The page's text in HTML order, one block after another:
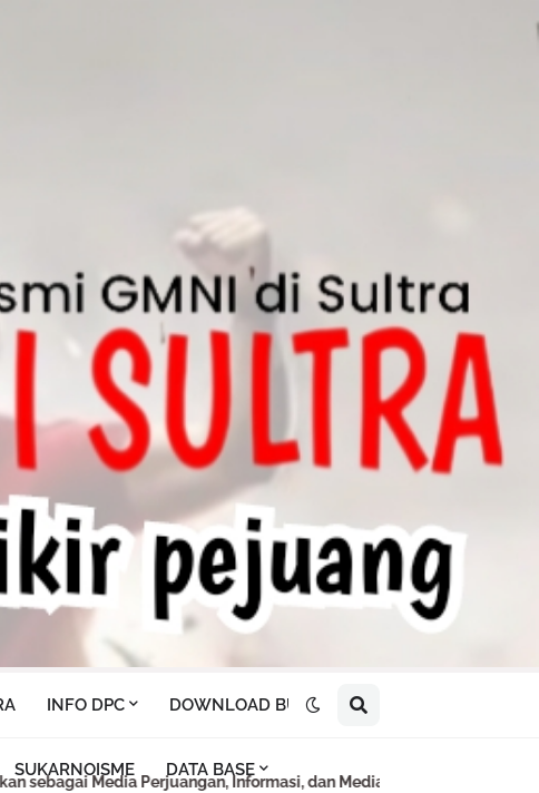
INFO DPC DOWNLOAD BUKU
SUKARNOISME DATA BASE
Informasi, dan Media Pendidikan.